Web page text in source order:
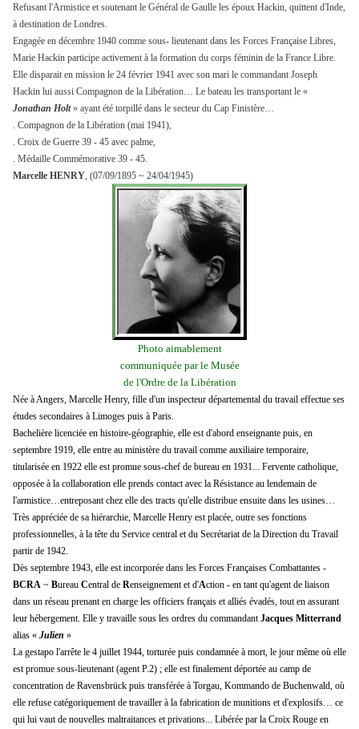
Refusant l'Armistice et soutenant le Général de Gaulle les époux Hackin, quittent d'Inde,
à destination de Londres.
Engagée en décembre 1940 comme sous- lieutenant dans les Forces Française Libres,
Marie Hackin participe activement à la formation du corps féminin de la France Libre.
Elle disparait en mission le 24 février 1941 avec son mari le commandant Joseph
Hackin lui aussi Compagnon de la Libération… Le bateau les transportant le «
Jonathan Holt» ayant été torpillé dans le secteur du Cap Finistère…
. Compagnon de la Libération (mai 1941),
. Croix de Guerre 39 - 45 avec palme,
. Médaille Commémorative 39 - 45.
Marcelle HENRY , (07/09/1895 ~ 24/04/1945)
Photo aimablement
communiquée par le Musée
de l'Ordre de la Libération
Née à Angers, Marcelle Henry, fille d'un inspecteur départemental du travail effectue ses
études secondaires à Limoges puis à Paris.
Bachelière licenciée en histoire-géographie, elle est d'abord enseignante puis, en
septembre 1919, elle entre au ministère du travail comme auxiliaire temporaire,
titularisée en 1922 elle est promue sous-chef de bureau en 1931... Fervente catholique,
opposée à la collaboration elle prends contact avec la Résistance au lendemain de
l'armistice…entreposant chez elle des tracts qu'elle distribue ensuite dans les usines…
Très appréciée de sa hiérarchie, Marcelle Henry est placée, outre ses fonctions
professionnelles, à la tête du Service central et du Secrétariat de la Direction du Travail
partir de 1942.
Dès septembre 1943, elle est incorporée dans les Forces Françaises Combattantes -
BCRA ~ Bureau Central de Renseignement et d'Action - en tant qu'agent de liaison
dans un réseau prenant en charge les officiers français et alliés évadés, tout en assurant
leur hébergement. Elle y travaille sous les ordres du commandant Jacques Mitterrand
alias « Julien »
La gestapo l'arrête le 4 juillet 1944, torturée puis condamnée à mort, le jour même où elle
est promue sous-lieutenant (agent P.2) ; elle est finalement déportée au camp de
concentration de Ravensbrück puis transférée à Torgau, Kommando de Buchenwald, où
elle refuse catégoriquement de travailler à la fabrication de munitions et d'explosifs… ce
qui lui vaut de nouvelles maltraitances et privations... Libérée par la Croix Rouge en